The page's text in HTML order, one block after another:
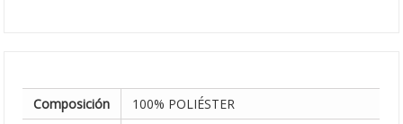
Composición 100% POLIÉSTER